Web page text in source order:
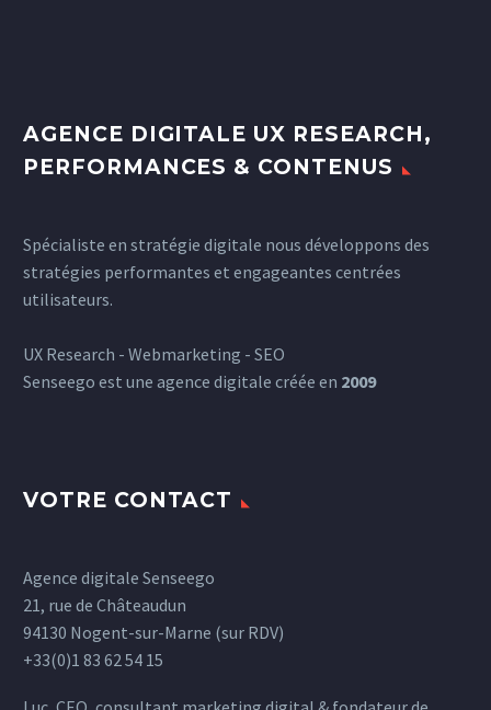
AGENCE DIGITALE UX RESEARCH,
PERFORMANCES & CONTENUS
Spécialiste en stratégie digitale nous développons des
stratégies performantes et engageantes centrées
utilisateurs.
UX Research - Webmarketing - SEO
Senseego est une agence digitale créée en 2009
VOTRE CONTACT
Agence digitale Senseego
21, rue de Châteaudun
94130 Nogent-sur-Marne (sur RDV)
+33(0)1 83 62 54 15